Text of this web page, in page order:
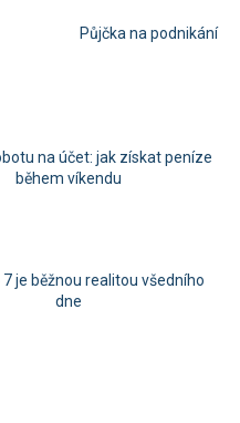
Půjčka na podnikání
na účet: jak získat peníze
během víkendu
7 je běžnou realitou všedního
dne